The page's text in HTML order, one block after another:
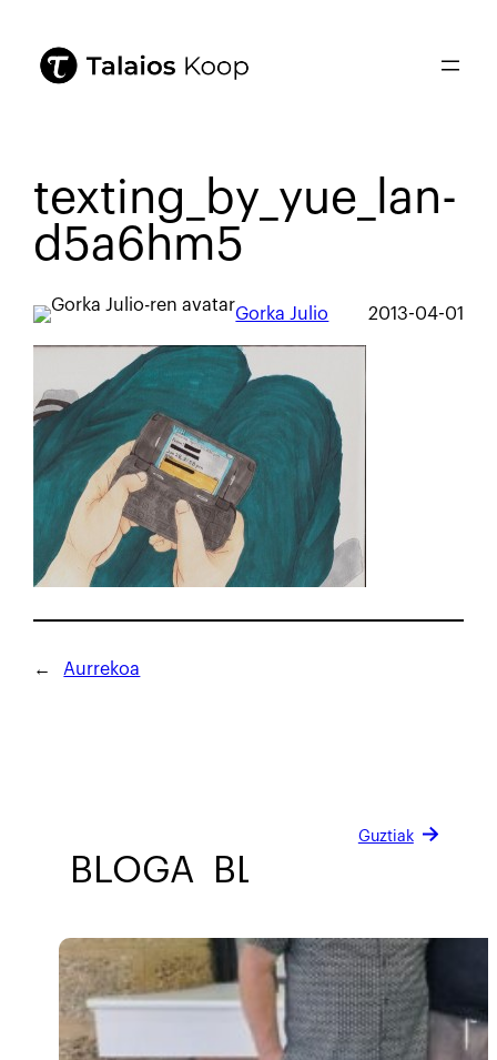
texting_by_yue_lan-
d5a6hm5
Gorka Julio 2013-04-01
← Aurrekoa
BLOGA BLOGA
Guztiak